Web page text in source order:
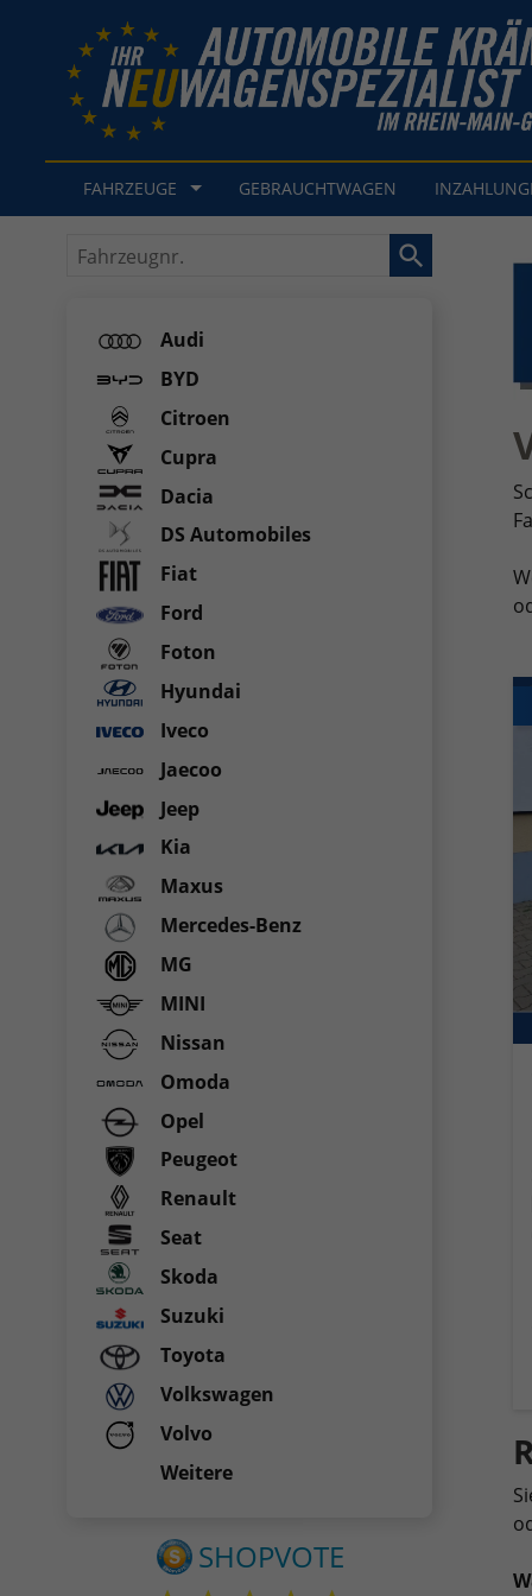
FAHRZEUGE GEBRAUCHTWAGEN
Fahrzeugnr.
Audi
BYD
Citroen
Cupra
Dacia
DS Automobiles
Fiat
Ford
Foton
Hyundai
Iveco
Jaecoo
Jeep
Kia
Maxus
Mercedes-Benz
MG
MINI
Nissan
Omoda
Opel
Peugeot
Renault
Seat
Skoda
Suzuki
Toyota
Volkswagen
Volvo
Weitere